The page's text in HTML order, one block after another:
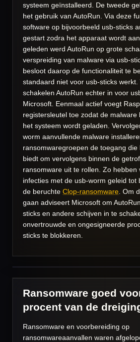
systeem geïnstalleerd. De tweede
het gebruik van AutoRun. Via deze
software op bijvoorbeeld usb-sticks
gestart zodra het apparaat wordt
geleden werd AutoRun op grote
verspreiding van malware via usb-
besloot daarop de functionaliteit te
standaard niet voor usb-sticks werkt.
schakelen AutoRun echter in voor
Microsoft. Eenmaal actief voegt
registersleutel toe zodat de malware
het systeem wordt geladen.
worm aanvullende malware
ransomwaregroepen de toegang die
biedt om vervolgens binnen de
ransomware uit te rollen. Zo hebben
infecties met de usb-worm geleid tot
de beruchte Clop-ransomware . Om
gaan adviseert Microsoft om
sticks en andere schijven in te
onvertrouwde en ongesigneerde
sticks te blokkeren.
Ransomware goed
procent van de
Ransomware en voorbereiding op
ransomwareaanvallen waren